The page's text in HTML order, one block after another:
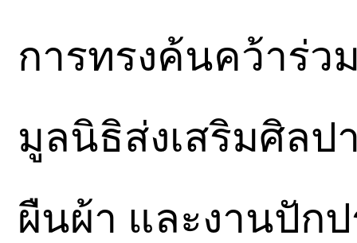
การทรงค้นคว้าร่ว
มูลนิธิส่งเสริมศิลป
ผืนผ้า และงานปัก